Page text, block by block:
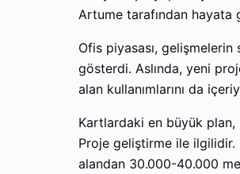
Artume tarafından hayata
Ofis piyasası,
gösterdi. Aslında, yeni
alan kullanımlarını da
Kartlardaki en büyük plan,
Proje geliştirme ile ilgilidir.
alandan 30.000-40.000